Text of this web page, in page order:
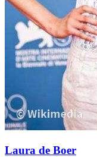
Laura de Boer